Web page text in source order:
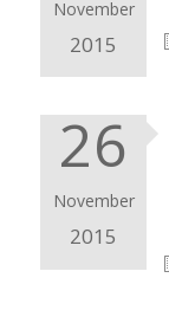
November
2015
26
November
2015